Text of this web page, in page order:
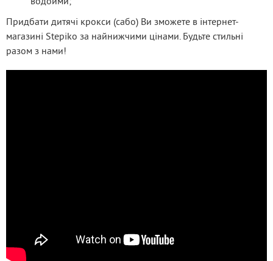
Придбати дитячі крокси (сабо) Ви зможете в інтернет-
магазині Stepiko за найнижчими цінами. Будьте стильні
разом з нами!